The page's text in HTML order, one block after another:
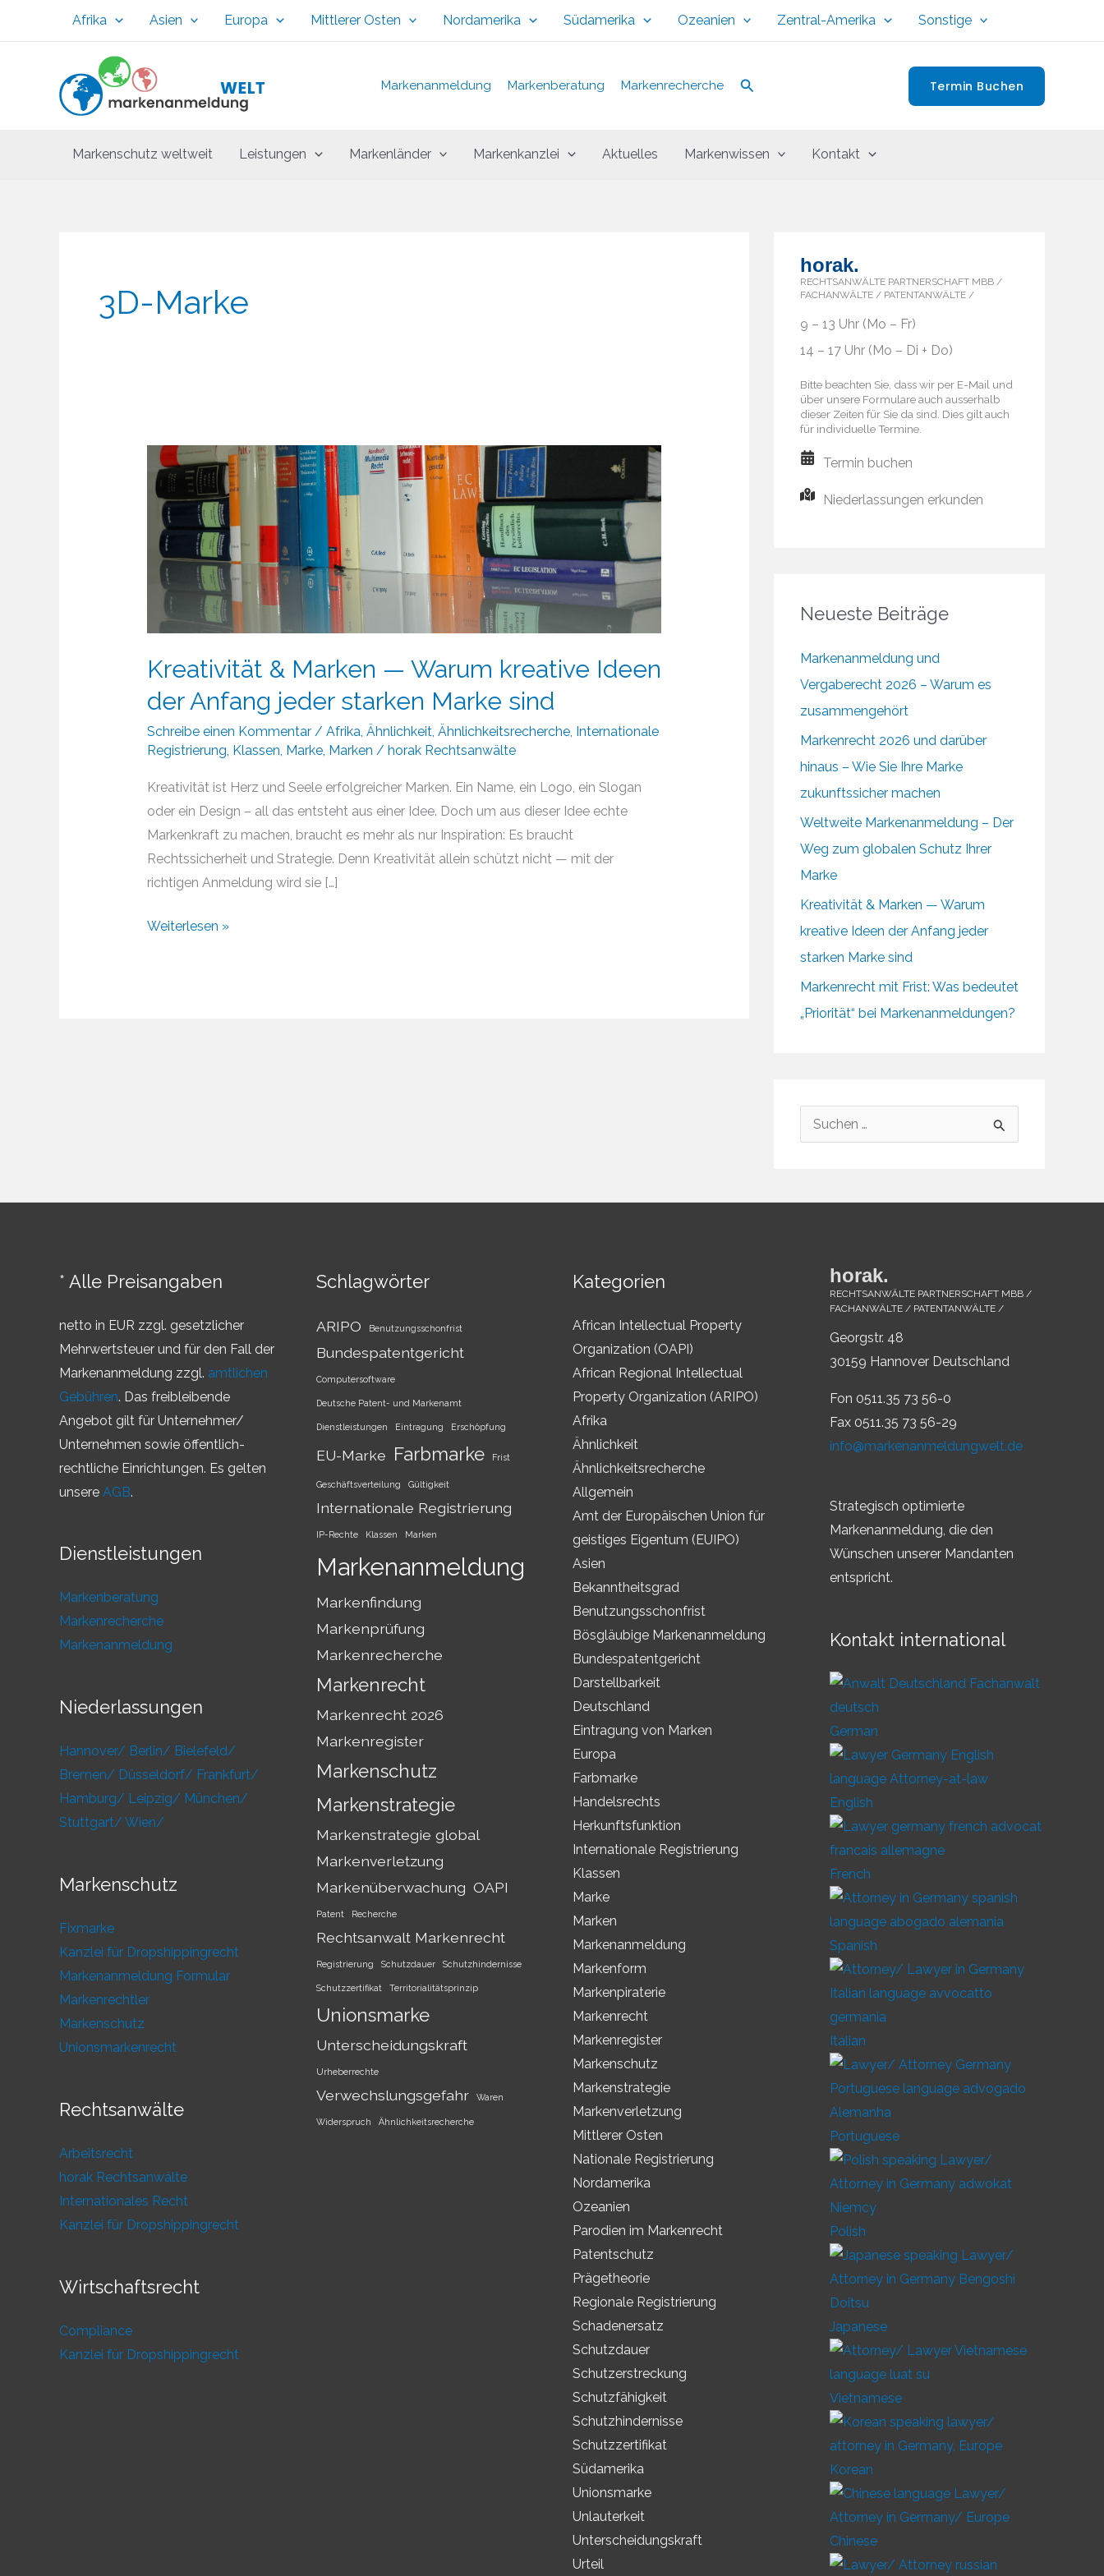
Afrika Asien Europa Mittlerer Osten Nordamerika Südamerika Ozeanien Zentral-Amerika Sonstige
Markenanmeldung Markenberatung Markenrecherche Suchen Termin Buchen
Markenschutz weltweit Leistungen Markenländer Markenkanzlei Aktuelles Markenwissen Kontakt
3D-Marke
Kreativität & Marken — Warum kreative Ideen
der Anfang jeder starken Marke sind
Schreibe einen Kommentar / Afrika, Ähnlichkeit, Ähnlichkeitsrecherche, Internationale
Registrierung, Klassen, Marke, Marken / horak Rechtsanwälte
Kreativität ist Herz und Seele erfolgreicher Marken. Ein Name, ein Logo, ein Slogan
oder ein Design – all das entsteht aus einer Idee. Doch um aus dieser Idee echte
Markenkraft zu machen, braucht es mehr als nur Inspiration: Es braucht
Rechtssicherheit und Strategie. Denn Kreativität allein schützt nicht — mit der
richtigen Anmeldung wird sie […]
Kreativität
Weiterlesen »
horak.
RECHTSANWÄLTE PARTNERSCHAFT MBB /
FACHANWÄLTE / PATENTANWÄLTE /
9 – 13 Uhr (Mo – Fr)
14 – 17 Uhr (Mo – Di + Do)
Bitte beachten Sie, dass wir per E-Mail und
über unsere Formulare auch ausserhalb
dieser Zeiten für Sie da sind. Dies gilt auch
für individuelle Termine.
Termin buchen
Niederlassungen erkunden
Neueste Beiträge
Markenanmeldung und
Vergaberecht 2026 – Warum es
zusammengehört
Markenrecht 2026 und darüber
hinaus – Wie Sie Ihre Marke
zukunftssicher machen
Weltweite Markenanmeldung – Der
Weg zum globalen Schutz Ihrer
Marke
Kreativität & Marken — Warum
kreative Ideen der Anfang jeder
starken Marke sind
Markenrecht mit Frist: Was bedeutet
„Priorität“ bei Markenanmeldungen?
u
* Alle Preisangaben
netto in EUR zzgl. gesetzlicher
Mehrwertsteuer und für den Fall der
Markenanmeldung zzgl. amtlichen
Gebühren. Das freibleibende
Angebot gilt für Unternehmer/
Unternehmen sowie öffentlich-
rechtliche Einrichtungen. Es gelten
unsere AGB.
Dienstleistungen
Markenberatung
Markenrecherche
Markenanmeldung
Niederlassungen
Hannover/ Berlin/ Bielefeld/
Bremen/ Düsseldorf/ Frankfurt/
Hamburg/ Leipzig/ München/
Stuttgart/ Wien/
Markenschutz
Fixmarke
Kanzlei für Dropshippingrecht
Markenanmeldung Formular
Markenrechtler
Markenschutz
Unionsmarkenrecht
Rechtsanwälte
Arbeitsrecht
horak Rechtsanwälte
Internationales Recht
Kanzlei für Dropshippingrecht
Wirtschaftsrecht
Compliance
Kanzlei für Dropshippingrecht
Schlagwörter
ARIPO Benutzungsschonfrist
Bundespatentgericht
Computersoftware
Deutsche Patent- und Markenamt
Dienstleistungen Eintragung Erschöpfung
EU-Marke Farbmarke Frist
Geschäftsverteilung Gültigkeit
Internationale Registrierung
IP-Rechte Klassen Marken
Markenanmeldung
Markenfindung
Markenprüfung
Markenrecherche
Markenrecht
Markenrecht 2026
Markenregister
Markenschutz
Markenstrategie
Markenstrategie global
Markenverletzung
Markenüberwachung OAPI
Patent Recherche
Rechtsanwalt Markenrecht
Registrierung Schutzdauer Schutzhindernisse
Schutzzertifikat Territorialitätsprinzip
Unionsmarke
Unterscheidungskraft
Urheberrechte
Verwechslungsgefahr Waren
Widerspruch Ähnlichkeitsrecherche
Kategorien
African Intellectual Property
Organization (OAPI)
African Regional Intellectual
Property Organization (ARIPO)
Afrika
Ähnlichkeit
Ähnlichkeitsrecherche
Allgemein
Amt der Europäischen Union für
geistiges Eigentum (EUIPO)
Asien
Bekanntheitsgrad
Benutzungsschonfrist
Bösgläubige Markenanmeldung
Bundespatentgericht
Darstellbarkeit
Deutschland
Eintragung von Marken
Europa
Farbmarke
Handelsrechts
Herkunftsfunktion
Internationale Registrierung
Klassen
Marke
Marken
Markenanmeldung
Markenform
Markenpiraterie
Markenrecht
Markenregister
Markenschutz
Markenstrategie
Markenverletzung
Mittlerer Osten
Nationale Registrierung
Nordamerika
Ozeanien
Parodien im Markenrecht
Patentschutz
Prägetheorie
Regionale Registrierung
Schadenersatz
Schutzdauer
Schutzerstreckung
Schutzfähigkeit
Schutzhindernisse
Schutzzertifikat
Südamerika
Unionsmarke
Unlauterkeit
Unterscheidungskraft
Urteil
horak.
RECHTSANWÄLTE PARTNERSCHAFT MBB /
FACHANWÄLTE / PATENTANWÄLTE /
Georgstr. 48
30159 Hannover Deutschland
Fon 0511.35 73 56-0
Fax 0511.35 73 56-29
info@markenanmeldungwelt.de
Strategisch optimierte
Markenanmeldung, die den
Wünschen unserer Mandanten
entspricht.
Kontakt international
German
English
French
Spanish
Italian
Portuguese
Polish
Japanese
Vietnamese
Korean
Chinese